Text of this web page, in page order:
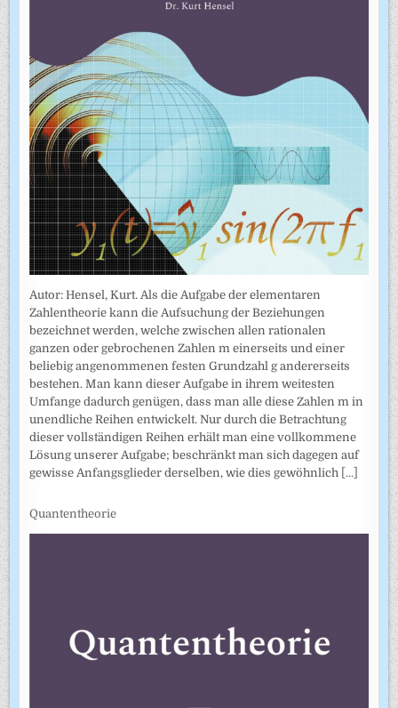
Autor: Hensel, Kurt. Als die Aufgabe der elementaren
Zahlentheorie kann die Aufsuchung der Beziehungen
bezeichnet werden, welche zwischen allen rationalen
ganzen oder gebrochenen Zahlen m einerseits und einer
beliebig angenommenen festen Grundzahl g andererseits
bestehen. Man kann dieser Aufgabe in ihrem weitesten
Umfange dadurch genügen, dass man alle diese Zahlen m in
unendliche Reihen entwickelt. Nur durch die Betrachtung
dieser vollständigen Reihen erhält man eine vollkommene
Lösung unserer Aufgabe; beschränkt man sich dagegen auf
gewisse Anfangsglieder derselben, wie dies gewöhnlich [...]
Quantentheorie